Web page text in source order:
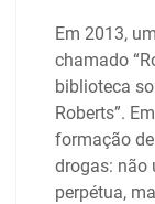
Em 2013,
chamado
biblioteca
Roberts”.
formação
drogas: não
perpétua,